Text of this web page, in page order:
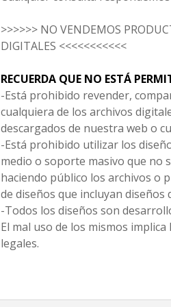
>>>>>> NO VENDEMOS
DIGITALES <<<<<<<<<<<
RECUERDA QUE NO ESTÁ
-Está prohibido revender,
cualquiera de los archivos
descargados de nuestra web o
-Está prohibido utilizar los
medio o soporte masivo que no
haciendo público los archivos o
de diseños que incluyan diseños
-Todos los diseños son
El mal uso de los mismos
legales.